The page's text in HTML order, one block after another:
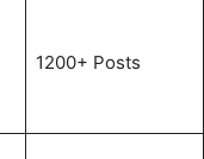
1200+ Posts